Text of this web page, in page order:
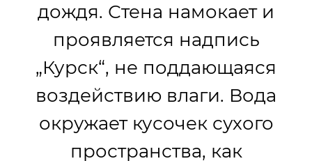
дождя. Стена намокает и
проявляется надпись
„Курск“, не поддающаяся
воздействию влаги. Вода
окружает кусочек сухого
пространства, как